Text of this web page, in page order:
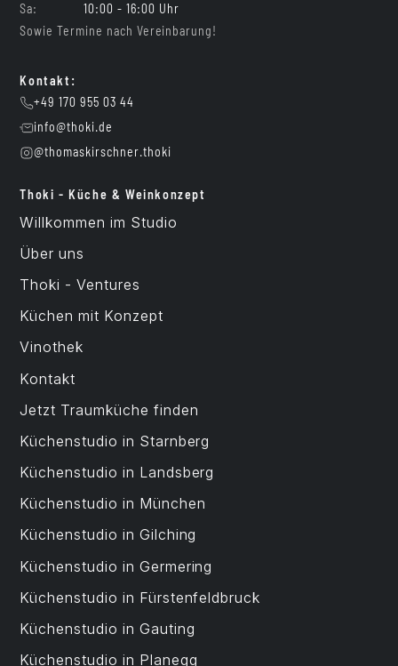
Sa:
10:00 - 16:00 Uhr
Sowie Termine nach Vereinbarung!
Kontakt:
+49 170 955 03 44
info@thoki.de
@thomaskirschner.thoki
Thoki - Küche & Weinkonzept
Willkommen im Studio
Über uns
Thoki - Ventures
Küchen mit Konzept
Vinothek
Kontakt
Jetzt Traumküche finden
Küchenstudio in Starnberg
Küchenstudio in Landsberg
Küchenstudio in München
Küchenstudio in Gilching
Küchenstudio in Germering
Küchenstudio in Fürstenfeldbruck
Küchenstudio in Gauting
Küchenstudio in Planegg